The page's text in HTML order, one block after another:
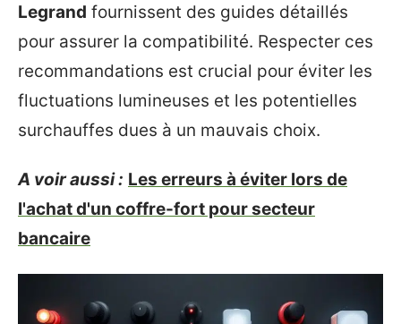
Legrand fournissent des guides détaillés
pour assurer la compatibilité. Respecter ces
recommandations est crucial pour éviter les
fluctuations lumineuses et les potentielles
surchauffes dues à un mauvais choix.
A voir aussi : Les erreurs à éviter lors de
l'achat d'un coffre-fort pour secteur
bancaire